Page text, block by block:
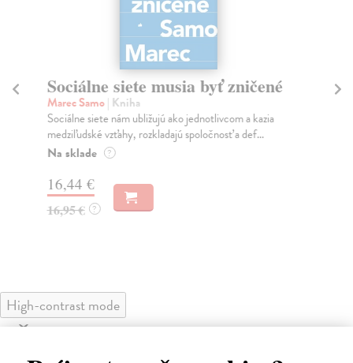
zničené
a kazia
Slovensko. Odkiaľ
Kým sme. Kam kráčame.
Mikloško František| Kniha
Monograficky spracovaná publikácia prináša súbor
23,16 €
High-contrast mode
Čitatelia s podobným vkusom si